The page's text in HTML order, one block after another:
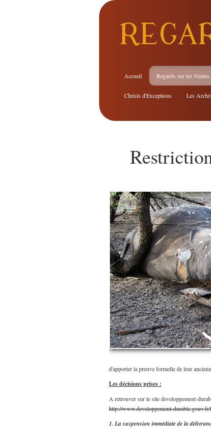
Accueil Regards sur les Ventes
Christs d'Exceptions Les
d'apporter la preuve formelle de leur
Les décisions prises :
A retrouver sur le site developpement-
http://www.developpement-durable.gouv.fr/
1. La suspension immédiate de la